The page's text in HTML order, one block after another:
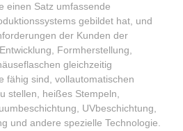
einen Satz umfassende
gebildet hat, und
der Kunden der
Formherstellung,
gleichzeitig
fähig sind, vollautomatischen
stellen, heißes Stempeln,
UVbeschichtung,
und andere spezielle Technologie.